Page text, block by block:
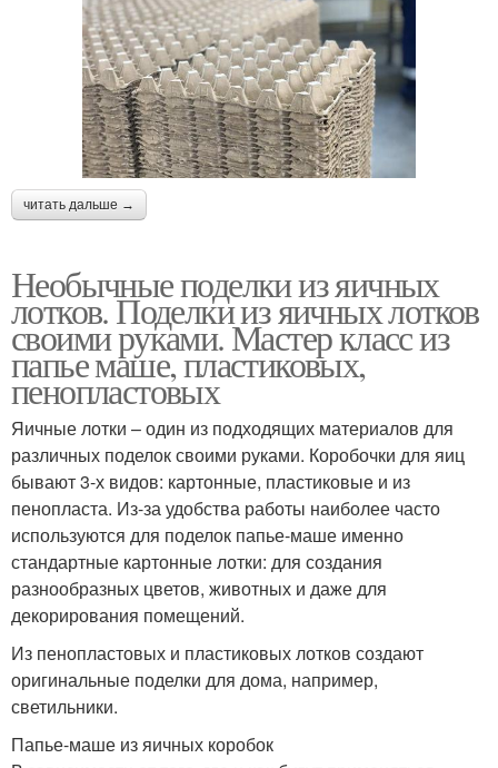
читать дальше →
Необычные поделки из яичных
лотков. Поделки из яичных лотков
своими руками. Мастер класс из
папье маше, пластиковых,
пенопластовых
Яичные лотки – один из подходящих материалов для
различных поделок своими руками. Коробочки для яиц
бывают 3-х видов: картонные, пластиковые и из
пенопласта. Из-за удобства работы наиболее часто
используются для поделок папье-маше именно
стандартные картонные лотки: для создания
разнообразных цветов, животных и даже для
декорирования помещений.
Из пенопластовых и пластиковых лотков создают
оригинальные поделки для дома, например,
светильники.
Папье-маше из яичных коробок